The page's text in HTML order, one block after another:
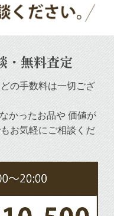
・無料査定
の手数料は一切ござ
かったお品や 価値が
お気軽にご相談くだ